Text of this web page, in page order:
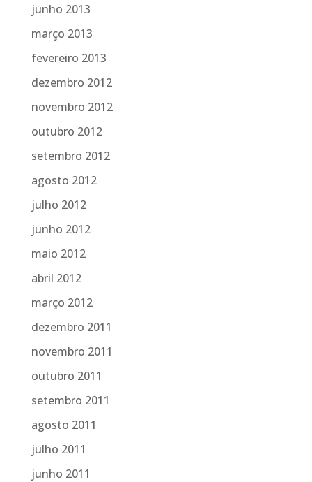
junho 2013
março 2013
fevereiro 2013
dezembro 2012
novembro 2012
outubro 2012
setembro 2012
agosto 2012
julho 2012
junho 2012
maio 2012
abril 2012
março 2012
dezembro 2011
novembro 2011
outubro 2011
setembro 2011
agosto 2011
julho 2011
junho 2011